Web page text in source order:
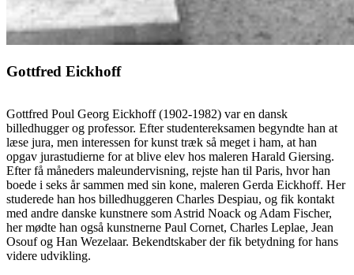
Gottfred Eickhoff
Gottfred Poul Georg Eickhoff (1902-1982) var en dansk
billedhugger og professor. Efter studentereksamen begyndte han at
læse jura, men interessen for kunst træk så meget i ham, at han
opgav jurastudierne for at blive elev hos maleren Harald Giersing.
Efter få måneders maleundervisning, rejste han til Paris, hvor han
boede i seks år sammen med sin kone, maleren Gerda Eickhoff. Her
studerede han hos billedhuggeren Charles Despiau, og fik kontakt
med andre danske kunstnere som Astrid Noack og Adam Fischer,
her mødte han også kunstnerne Paul Cornet, Charles Leplae, Jean
Osouf og Han Wezelaar. Bekendtskaber der fik betydning for hans
videre udvikling.